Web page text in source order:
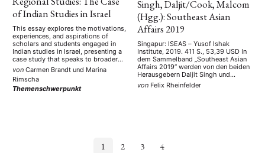
of Indian Studies in Israel
This essay explores the motivations,
experiences, and aspirations of
scholars and students engaged in
Indian studies in Israel, presenting a
case study that speaks to broader
global debates about the history,
relevance, and future of regional
studies. Drawing on interviews with
three generations of Israeli scholars
von Carmen Brandt und Marina
Rimscha
Themenschwerpunkt
Singh, Daljit/Cook, Malcom
(Hgg.): Southeast Asian
Affairs 2019
Singapur: ISEAS – Yusof Ishak
Institute, 2019. 411 S., 53,39 USD In
dem Sammelband „Southeast Asian
Affairs 2019“ werden von den beiden
Herausgebern Daljit Singh und
Malcom Cook 24 Artikel
zusammengestellt, welche sich
von Felix Rheinfelder
1 2 3 4